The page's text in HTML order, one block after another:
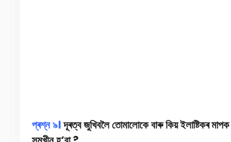
প্ৰশ্ন৯।দূৰত্ব জুখিবলৈ তোমালোকে বাৰু কিয় ইলাষ্টিকৰ মাপক